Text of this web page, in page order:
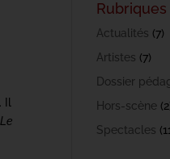
Il
Rubriques
Actualités (7)
Artistes (7)
Dossier
Hors-scène
Spectacles